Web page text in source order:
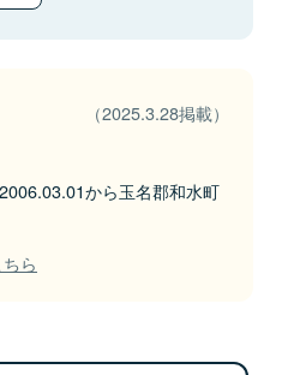
（2025.3.28掲載）
から玉名郡和水町
ら